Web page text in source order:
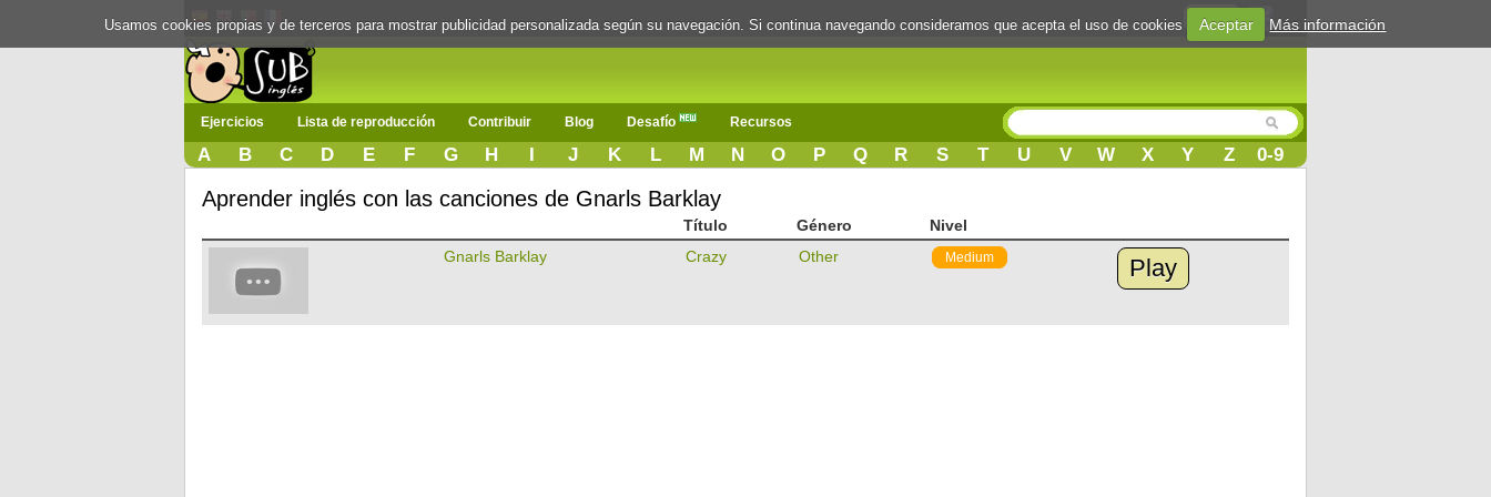
Login
Ejercicios Lista de reproducción Contribuir Blog Desafío Recursos
A B C D E F G H I J K L M N O P Q R S T U V W X Y Z 0-9
Aprender inglés con las canciones de Gnarls Barklay
Título Género
Nivel
Gnarls Barklay
Crazy Other Medium Play
Usamos cookies propias y de terceros para mostrar publicidad personalizada según su navegación. Si continua navegando consideramos que acepta el uso de cookies Aceptar Más información